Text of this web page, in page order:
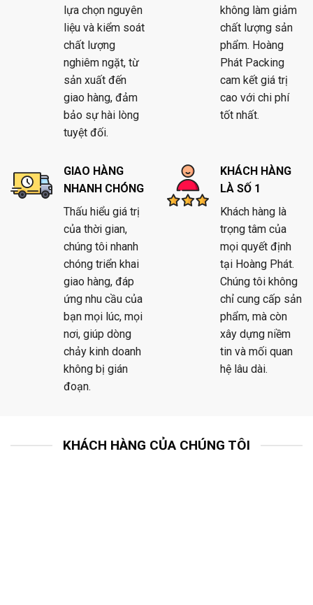
lựa chọn nguyên
liệu và kiểm soát
chất lượng
nghiêm ngặt, từ
sản xuất đến
giao hàng, đảm
bảo sự hài lòng
tuyệt đối.
không làm giảm
chất lượng sản
phẩm. Hoàng
Phát Packing
cam kết giá trị
cao với chi phí
tốt nhất.
GIAO HÀNG
NHANH CHÓNG
Thấu hiểu giá trị
của thời gian,
chúng tôi nhanh
chóng triển khai
giao hàng, đáp
ứng nhu cầu của
bạn mọi lúc, mọi
nơi, giúp dòng
chảy kinh doanh
không bị gián
đoạn.
KHÁCH HÀNG
LÀ SỐ 1
Khách hàng là
trọng tâm của
mọi quyết định
tại Hoàng Phát.
Chúng tôi không
chỉ cung cấp sản
phẩm, mà còn
xây dựng niềm
tin và mối quan
hệ lâu dài.
KHÁCH HÀNG CỦA CHÚNG TÔI